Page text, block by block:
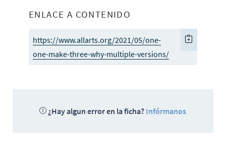
ENLACE A CONTENIDO
https://www.allarts.org/2021/05/one-
one-make-three-why-multiple-versions/
¿Hay algun error en la ficha? Infórmanos